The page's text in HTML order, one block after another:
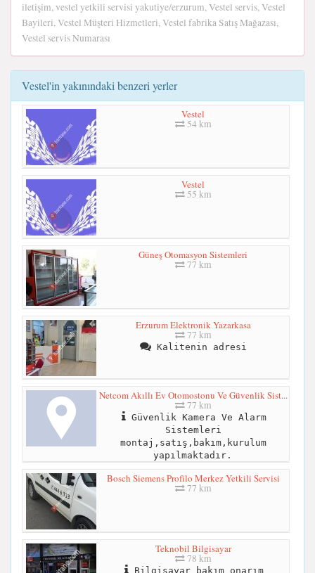
iletişim, vestel yetkili servisi yakutiye/erzurum, Vestel servis, Vestel
Bayileri, Vestel Müşteri Hizmetleri, Vestel fabrika Satış Mağazası,
Vestel servis Numarası
Vestel'in yakınındaki benzeri yerler
Vestel
54 km
Vestel
55 km
Güneş Otomasyon Sistemleri
77 km
Erzurum Elektronik Yazarkasa
77 km
Kalitenin adresi
Netcom Akıllı Ev Otomostonu Ve Güvenlik Sist...
77 km
Güvenlik Kamera Ve Alarm
Sistemleri
montaj,satış,bakım,kurulum
yapılmaktadır.
Bosch Siemens Profilo Merkez Yetkili Servisi
77 km
Teknobil Bilgisayar
78 km
Bilgisayar bakım onarım